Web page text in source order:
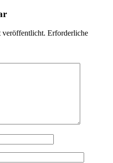
Erforderliche